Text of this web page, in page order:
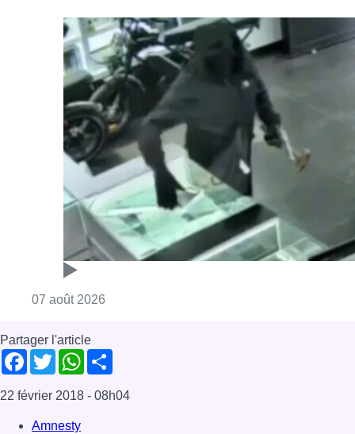
07 août 2026
Partager l'article
Facebook
TwitterWhatsApp
22 février 2018 - 08h04
Amnesty